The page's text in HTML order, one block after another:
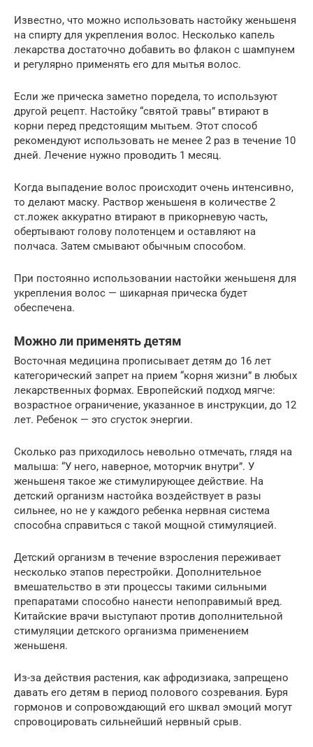
Известно, что можно использовать настойку женьшеня
на спирту для укрепления волос. Несколько капель
лекарства достаточно добавить во флакон с шампунем
и регулярно применять его для мытья волос.
Если же прическа заметно поредела, то используют
другой рецепт. Настойку “святой травы” втирают в
корни перед предстоящим мытьем. Этот способ
рекомендуют использовать не менее 2 раз в течение 10
дней. Лечение нужно проводить 1 месяц.
Когда выпадение волос происходит очень интенсивно,
то делают маску. Раствор женьшеня в количестве 2
ст.ложек аккуратно втирают в прикорневую часть,
обертывают голову полотенцем и оставляют на
полчаса. Затем смывают обычным способом.
При постоянно использовании настойки женьшеня для
укрепления волос — шикарная прическа будет
обеспечена.
Можно ли применять детям
Восточная медицина прописывает детям до 16 лет
категорический запрет на прием “корня жизни” в любых
лекарственных формах. Европейский подход мягче:
возрастное ограничение, указанное в инструкции, до 12
лет. Ребенок — это сгусток энергии.
Сколько раз приходилось невольно отмечать, глядя на
малыша: “У него, наверное, моторчик внутри”. У
женьшеня такое же стимулирующее действие. На
детский организм настойка воздействует в разы
сильнее, но не у каждого ребенка нервная система
способна справиться с такой мощной стимуляцией.
Детский организм в течение взросления переживает
несколько этапов перестройки. Дополнительное
вмешательство в эти процессы такими сильными
препаратами способно нанести непоправимый вред.
Китайские врачи выступают против дополнительной
стимуляции детского организма применением
женьшеня.
Из-за действия растения, как афродизиака, запрещено
давать его детям в период полового созревания. Буря
гормонов и сопровождающий его шквал эмоций могут
спровоцировать сильнейший нервный срыв.